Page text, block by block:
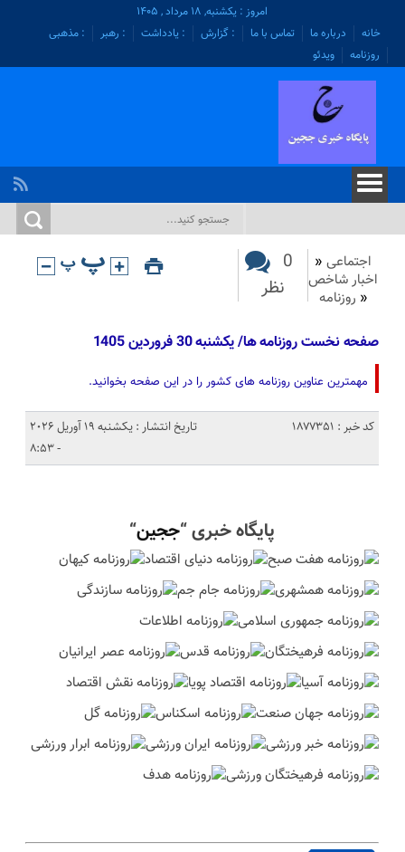
امروز : یکشنبه, ۱۸ مرداد , ۱۴۰۵
خانه
درباره ما تماس با ما : گزارش : یادداشت : رهبر
: مذهبی
روزنامه
ویدئو
اجتماعی «
اخبار شاخص
« روزنامه
0
نظر
صفحه نخست روزنامه ها/ یکشنبه 30 فروردین 1405
مهمترین عناوین روزنامه های کشور را در این صفحه بخوانید.
کد خبر : 1877351
تاریخ انتشار : یکشنبه 19 آوریل 2026
- 8:53
پایگاه خبری “ججین“